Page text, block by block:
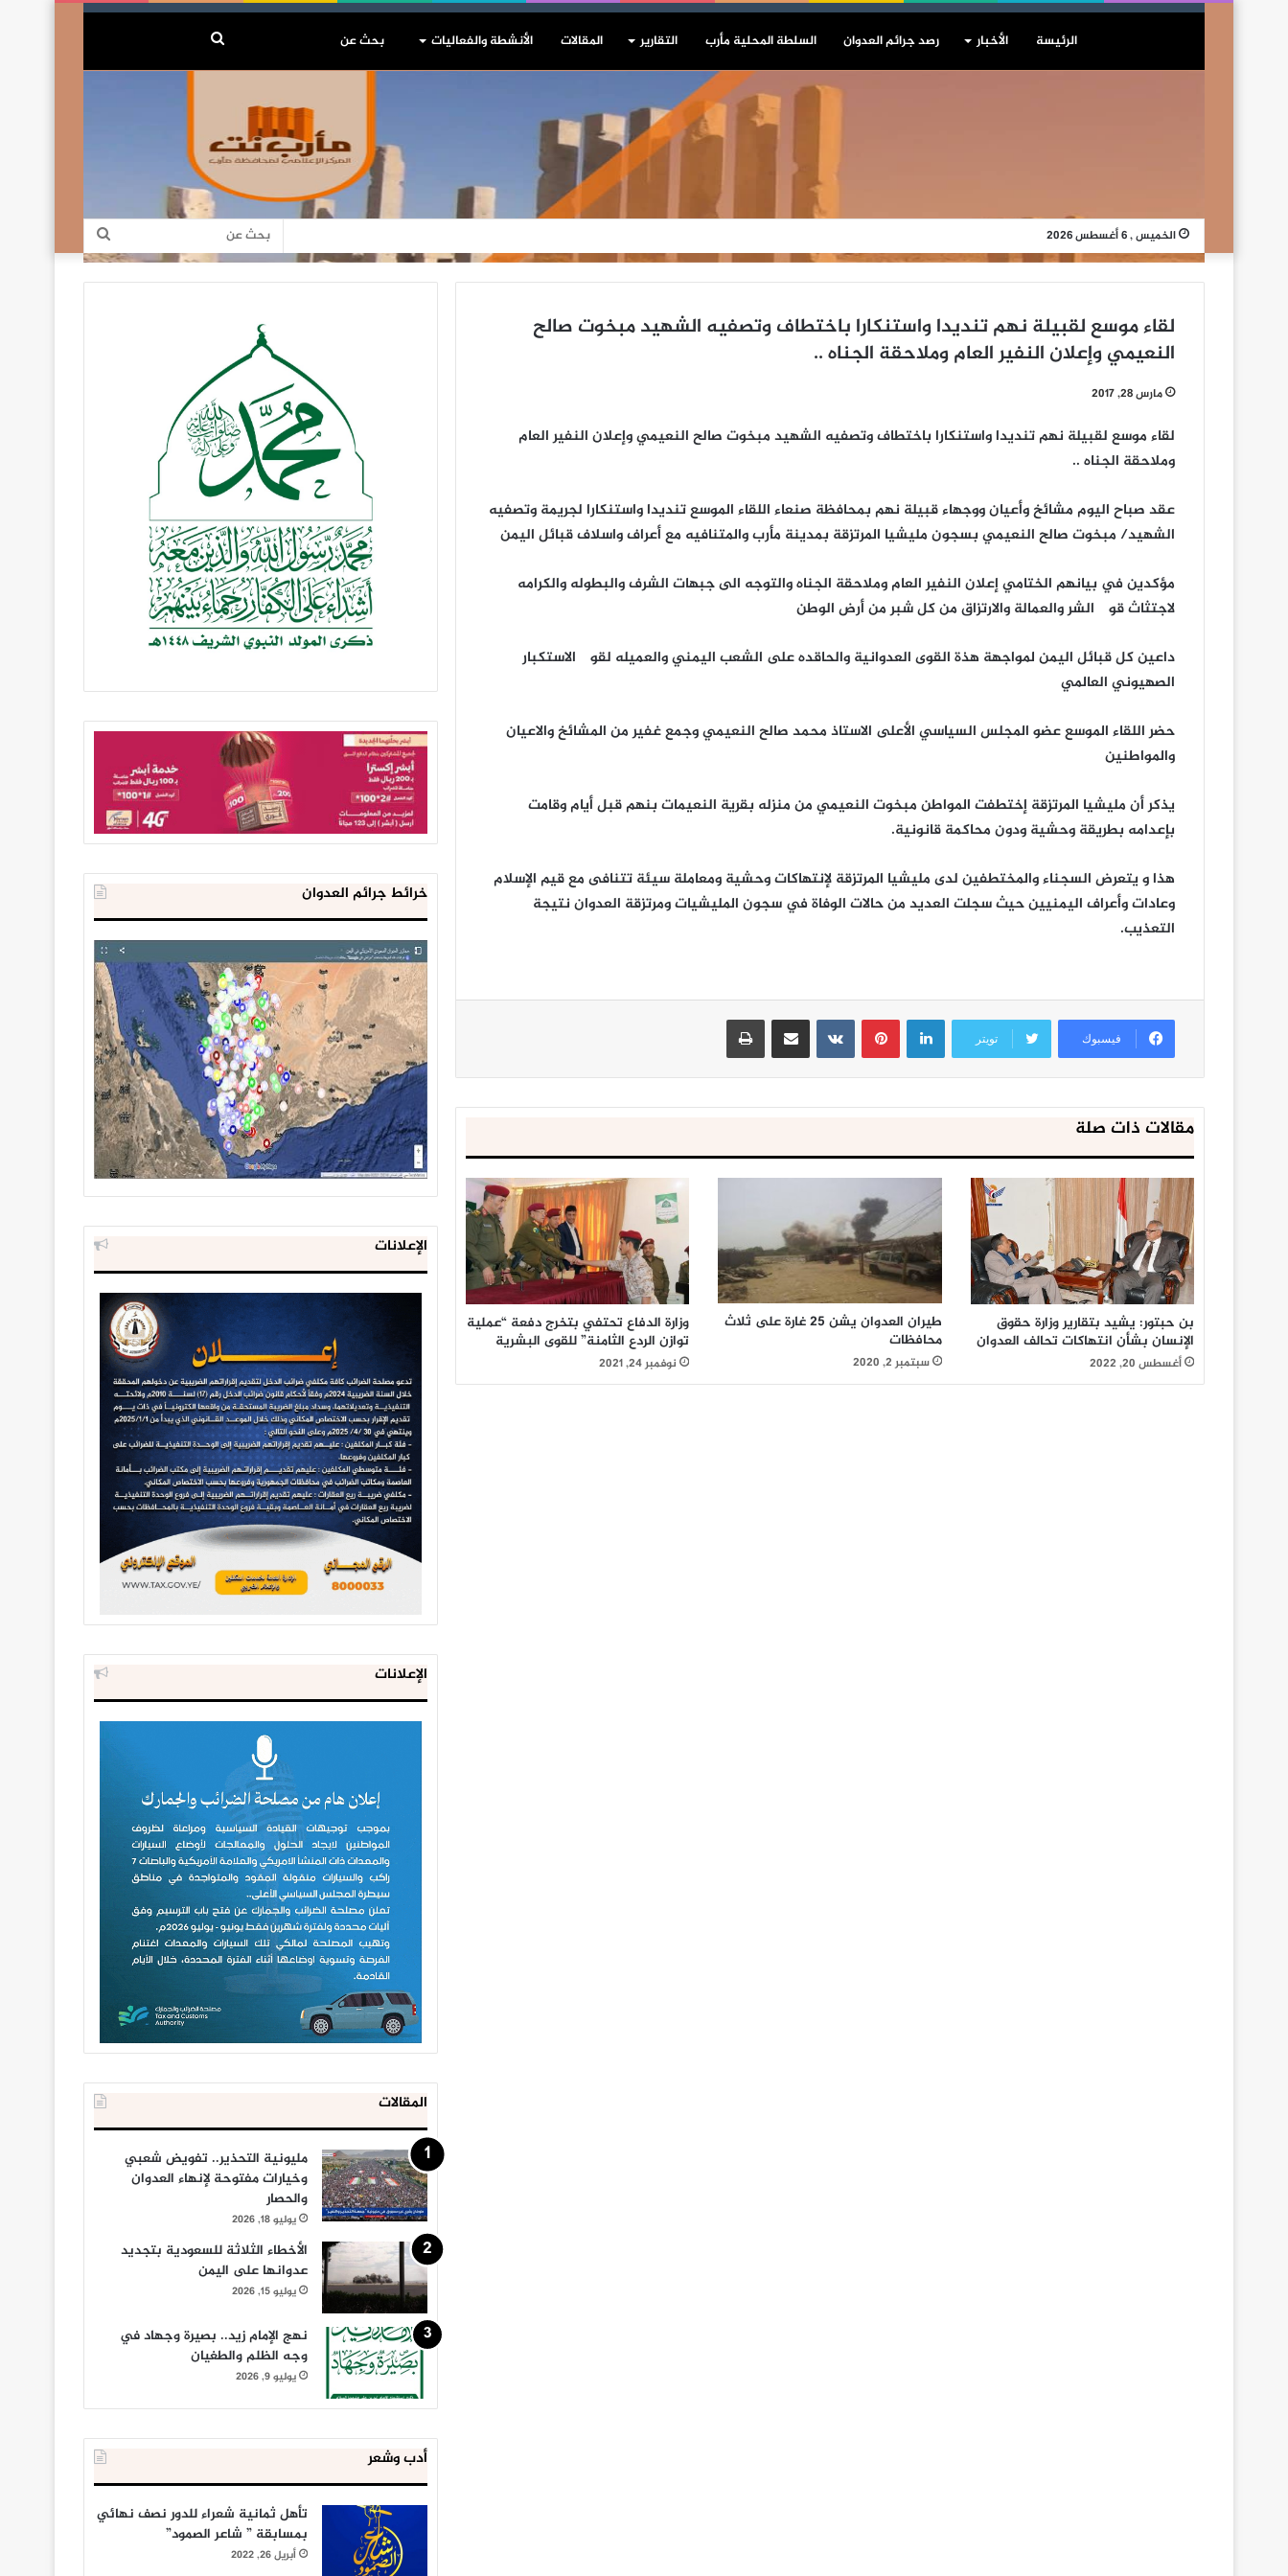
الرئيسة الأخبار رصد جرائم العدوان السلطة المحلية مأرب التقارير المقالات الأنشطة والفعاليات بحث
الخميس , 6 أغسطس 2026
بحث
عن
لقاء موسع لقبيلة نهم تنديدا واستنكارا باختطاف وتصفيه الشهيد مبخوت صالح
النعيمي وإعلان النفير العام وملاحقة الجناه ..
مارس 28, 2017
لقاء موسع لقبيلة نهم تنديدا واستنكارا باختطاف وتصفيه الشهيد مبخوت صالح النعيمي وإعلان النفير العام
وملاحقة الجناه ..
عقد صباح اليوم مشائخ وأعيان ووجهاء قبيلة نهم بمحافظة صنعاء اللقاء الموسع تنديدا واستنكارا لجريمة وتصفيه
الشهيد/ مبخوت صالح النعيمي بسجون مليشيا المرتزقة بمدينة مأرب والمتنافيه مع أعراف واسلاف قبائل اليمن
مؤكدين في بيانهم الختامي إعلان النفير العام وملاحقة الجناه والتوجه الی جبهات الشرف والبطوله والكرامه
لاجتثاث قوی الشر والعمالة والارتزاق من كل شبر من أرض الوطن
داعين كل قبائل اليمن لمواجهة هذة القوى العدوانية والحاقده علی الشعب اليمني والعميله لقوی الاستكبار
الصهيوني العالمي
حضر اللقاء الموسع عضو المجلس السياسي الأعلى الاستاذ محمد صالح النعيمي وجمع غفير من المشائخ والاعيان
والمواطنين
يذكر أن مليشيا المرتزقة إختطفت المواطن مبخوت النعيمي من منزله بقرية النعيمات بنهم قبل أيام وقامت
بإعدامه بطريقة وحشية ودون محاكمة قانونية.
هذا و يتعرض السجناء والمختطفين لدى مليشيا المرتزقة لإنتهاكات وحشية ومعاملة سيئة تتنافى مع قيم الإسلام
وعادات وأعراف اليمنيين حيث سجلت العديد من حالات الوفاة في سجون المليشيات ومرتزقة العدوان نتيجة
التعذيب.
فيسبوك تويتر
لينكدإنبينتيريست مشاركة عبر البريد طباعة
مقالات ذات صلة
بن حبتور: يشيد بتقارير وزارة حقوق
الإنسان بشأن انتهاكات تحالف العدوان
أغسطس 20, 2022
طيران العدوان يشن 25 غارة على ثلاث
محافظات
سبتمبر 2, 2020
وزارة الدفاع تحتفي بتخرج دفعة “عملية
توازن الردع الثامنة” للقوى البشرية
نوفمبر 24, 2021
خرائط جرائم العدوان
الإعلانات
الإعلانات
المقالات
مليونية التحذير.. تفويض شعبي
وخيارات مفتوحة لإنهاء العدوان
والحصار
يوليو 18, 2026
الأخطاء الثلاثة للسعودية بتجديد
عدوانها على اليمن
يوليو 15, 2026
نهج الإمام زيد.. بصيرة وجهاد في
وجه الظلم والطغيان
يوليو 9, 2026
أدب وشعر
تأهل ثمانية شعراء للدور نصف نهائي
بمسابقة ” شاعر الصمود”
أبريل 26, 2022